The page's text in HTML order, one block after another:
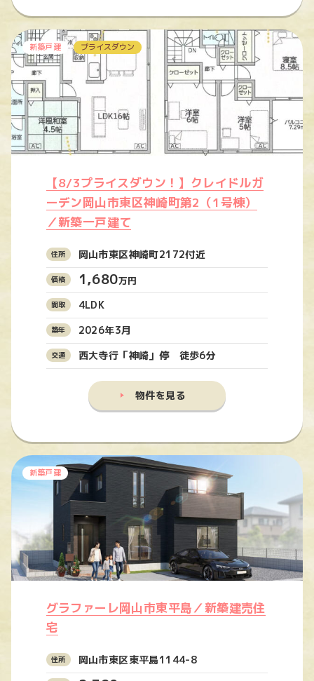
新築戸建 プライスダウン
【8/3プライスダウン！】クレイドルガ
ーデン岡山市東区神崎町第2（1号棟）
／新築一戸建て
岡山市東区神崎町2172付近
1,680万円
4LDK
2026年3月
西大寺行「神崎」停 徒歩6分
物件を見る
新築戸建
グラファーレ岡山市東平島／新築建売住
宅
岡山市東区東平島1144-8